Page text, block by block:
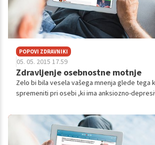
POPOVI ZDRAVNIKI
05. 05. 2015 17.59
Zdravljenje osebnostne motnje
Zelo bi bila vesela vašega mnenja glede tega
spremeniti pri osebi ,ki ima anksiozno-
lastnosti,ki vodijo v izgorelost-notranje pr...